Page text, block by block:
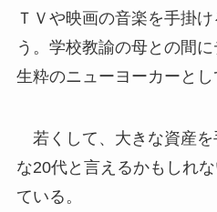
ＴＶや映画の音楽を手掛
う。学校教諭の母との間に
生粋のニューヨーカーとし
若くして、大きな資産を
な20代と言えるかもしれ
ている。